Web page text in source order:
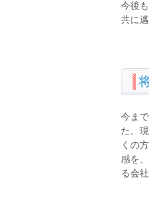
今後
共に
今ま
た。
くの
感を
る会